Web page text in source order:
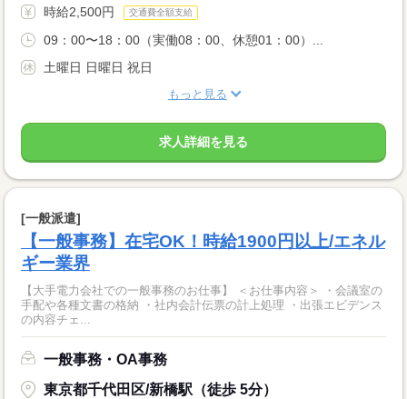
時給2,500円 交通費全額支給
09：00〜18：00（実働08：00、休憩01：00）...
土曜日 日曜日 祝日
もっと見る
求人詳細を見る
[一般派遣]
【一般事務】在宅OK！時給1900円以上/エネル
ギー業界
【大手電力会社での一般事務のお仕事】 ＜お仕事内容＞ ・会議室の
手配や各種文書の格納 ・社内会計伝票の計上処理 ・出張エビデンス
の内容チェ...
一般事務・OA事務
東京都千代田区/新橋駅（徒歩 5分）